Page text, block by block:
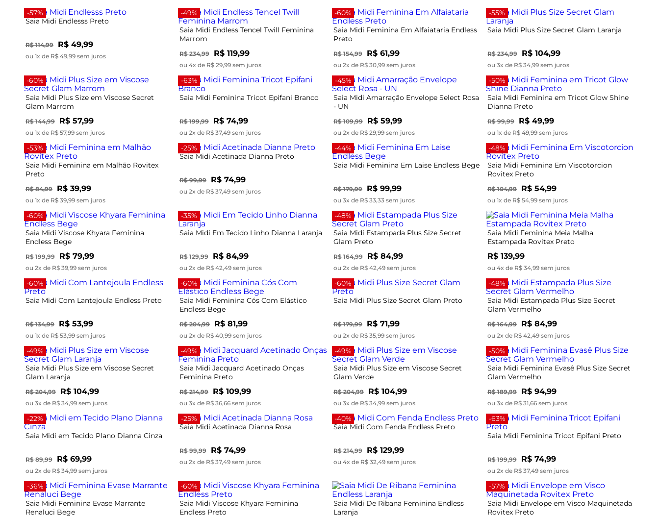
-57%
Saia Midi Endlesss Preto
R$ 114,99 R$ 49,99
ou 1x de R$ 49,99 sem juros
-49%
Saia Midi Endless Tencel Twill Feminina
Marrom
R$ 234,99 R$ 119,99
ou 4x de R$ 29,99 sem juros
-60%
Saia Midi Feminina Em Alfaiataria Endless
Preto
R$ 154,99 R$ 61,99
ou 2x de R$ 30,99 sem juros
-55%
Saia Midi Plus Size Secret Glam Laranja
R$ 234,99 R$ 104,99
ou 3x de R$ 34,99 sem juros
-60%
Saia Midi Plus Size em Viscose Secret
Glam Marrom
R$ 144,99 R$ 57,99
ou 1x de R$ 57,99 sem juros
-63%
Saia Midi Feminina Tricot Epifani Branco
R$ 199,99 R$ 74,99
ou 2x de R$ 37,49 sem juros
-45%
Saia Midi Amarração Envelope Select Rosa
- UN
R$ 109,99 R$ 59,99
ou 2x de R$ 29,99 sem juros
-50%
Saia Midi Feminina em Tricot Glow Shine
Dianna Preto
R$ 99,99 R$ 49,99
ou 1x de R$ 49,99 sem juros
-53%
Saia Midi Feminina em Malhão Rovitex
Preto
R$ 84,99 R$ 39,99
ou 1x de R$ 39,99 sem juros
-25%
Saia Midi Acetinada Dianna Preto
R$ 99,99 R$ 74,99
ou 2x de R$ 37,49 sem juros
-44%
Saia Midi Feminina Em Laise Endless Bege
R$ 179,99 R$ 99,99
ou 3x de R$ 33,33 sem juros
-48%
Saia Midi Feminina Em Viscotorcion
Rovitex Preto
R$ 104,99 R$ 54,99
ou 1x de R$ 54,99 sem juros
-60%
Saia Midi Viscose Khyara Feminina
Endless Bege
R$ 199,99 R$ 79,99
ou 2x de R$ 39,99 sem juros
-35%
Saia Midi Em Tecido Linho Dianna Laranja
R$ 129,99 R$ 84,99
ou 2x de R$ 42,49 sem juros
-48%
Saia Midi Estampada Plus Size Secret
Glam Preto
R$ 164,99 R$ 84,99
ou 2x de R$ 42,49 sem juros
Saia Midi Feminina Meia Malha
Estampada Rovitex Preto
R$ 139,99
ou 4x de R$ 34,99 sem juros
-60%
Saia Midi Com Lantejoula Endless Preto
R$ 134,99 R$ 53,99
ou 1x de R$ 53,99 sem juros
-60%
Saia Midi Feminina Cós Com Elástico
Endless Bege
R$ 204,99 R$ 81,99
ou 2x de R$ 40,99 sem juros
-60%
Saia Midi Plus Size Secret Glam Preto
R$ 179,99 R$ 71,99
ou 2x de R$ 35,99 sem juros
-48%
Saia Midi Estampada Plus Size Secret
Glam Vermelho
R$ 164,99 R$ 84,99
ou 2x de R$ 42,49 sem juros
-49%
Saia Midi Plus Size em Viscose Secret
Glam Laranja
R$ 204,99 R$ 104,99
ou 3x de R$ 34,99 sem juros
-49%
Saia Midi Jacquard Acetinado Onças
Feminina Preto
R$ 214,99 R$ 109,99
ou 3x de R$ 36,66 sem juros
-49%
Saia Midi Plus Size em Viscose Secret
Glam Verde
R$ 204,99 R$ 104,99
ou 3x de R$ 34,99 sem juros
-50%
Saia Midi Feminina Evasê Plus Size Secret
Glam Vermelho
R$ 189,99 R$ 94,99
ou 3x de R$ 31,66 sem juros
-22%
Saia Midi em Tecido Plano Dianna Cinza
R$ 89,99 R$ 69,99
ou 2x de R$ 34,99 sem juros
-25%
Saia Midi Acetinada Dianna Rosa
R$ 99,99 R$ 74,99
ou 2x de R$ 37,49 sem juros
-40%
Saia Midi Com Fenda Endless Preto
R$ 214,99 R$ 129,99
ou 4x de R$ 32,49 sem juros
-63%
Saia Midi Feminina Tricot Epifani Preto
R$ 199,99 R$ 74,99
ou 2x de R$ 37,49 sem juros
-36%
Saia Midi Feminina Evase Marrante
Renaluci Bege
-60%
Saia Midi Viscose Khyara Feminina
Endless Preto
Saia Midi De Ribana Feminina Endless
Laranja
-57%
Saia Midi Envelope em Visco Maquinetada
Rovitex Preto